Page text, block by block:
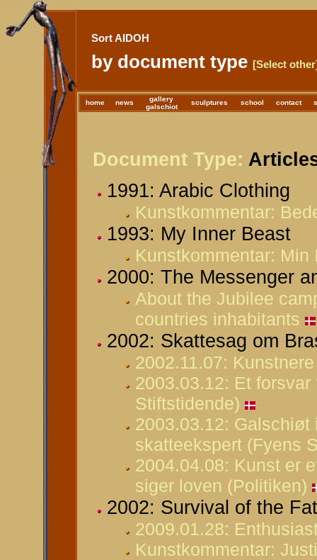
Sort AIDOH
by document type [Select
home news
gallery
galschiot
sculptures school contact
Document Type:
1991: Arabic Clothing
Kunstkommentar:
1993: My Inner Beast
Kunstkommentar:
2000: The Messenger
About the Jubilee
countries inhabitants
2002: Skattesag om
2002.11.07:
2003.03.12: Et
Stiftstidende)
2003.03.12:
skatteekspert (Fyens
2004.04.08: Kunst er
siger loven (Politiken)
2002: Survival of the
2009.01.28:
Kunstkommentar: